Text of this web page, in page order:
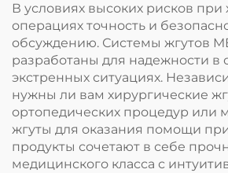
В условиях высоких рисков при
операциях точность и
обсуждению. Системы жгутов
разработаны для надежности в
экстренных ситуациях.
нужны ли вам хирургические
ортопедических процедур или
жгуты для оказания помощи
продукты сочетают в себе
медицинского класса с